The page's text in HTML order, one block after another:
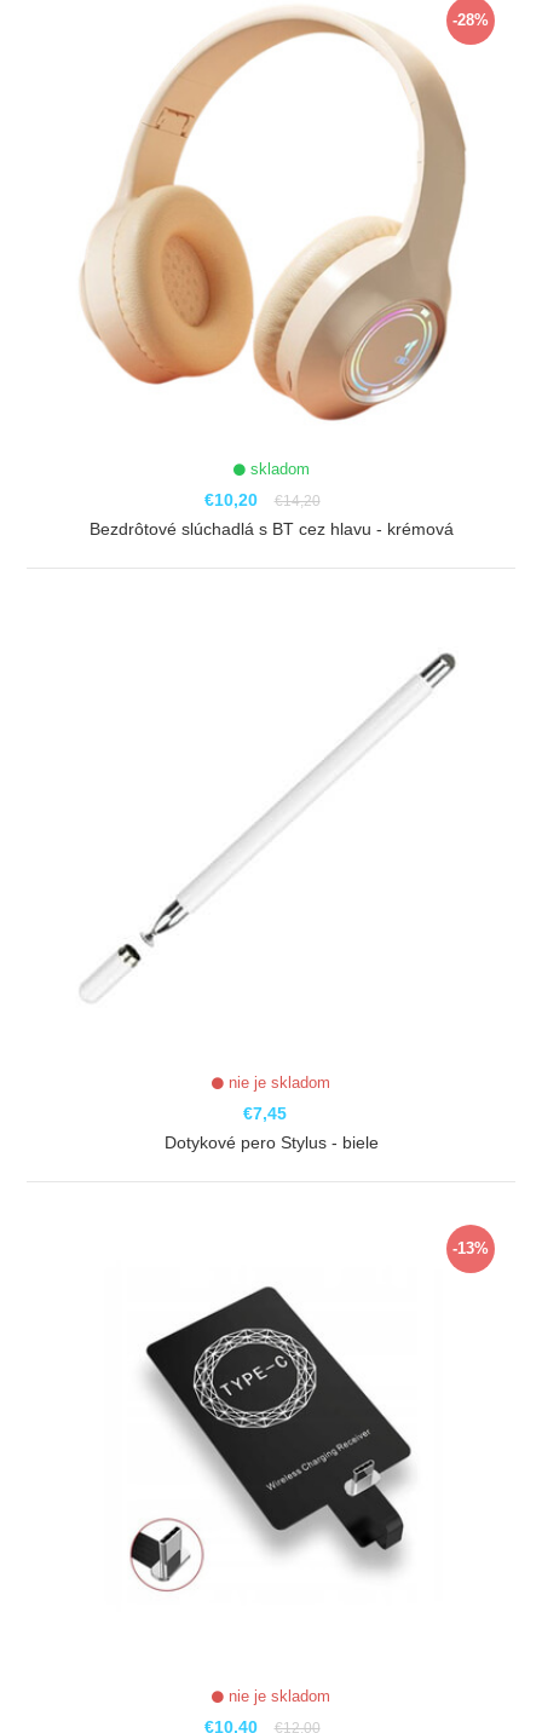
-28%
skladom
€10,20 €14,20
Bezdrôtové slúchadlá s BT cez hlavu - krémová
nie je skladom
€7,45
Dotykové pero Stylus - biele
-13%
nie je skladom
€10,40 €12,00